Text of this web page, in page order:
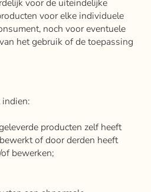
voor de uiteindelijke
voor elke individuele
noch voor eventuele
het gebruik of de toepassing
producten zelf heeft
of door derden heeft
bewerken;